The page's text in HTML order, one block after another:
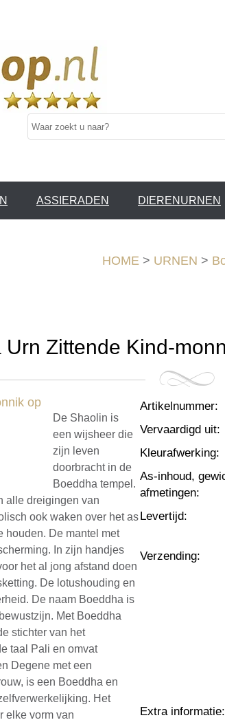
ASSIERADEN DIERENURNEN
HOME > URNEN >
Urn Zittende Kind-
Artikelnummer:
Vervaardigd uit:
Kleurafwerking:
As-inhoud,
afmetingen:
Levertijd:
Verzending:
Extra informatie:
De Shaolin is
een wijsheer die
zijn leven
doorbracht in de
Boeddha tempel.
alle dreigingen van
ook waken over het as
houden. De mantel met
In zijn handjes
het al jong afstand doen
De lotushouding en
De naam Boeddha is
Met Boeddha
stichter van het
taal Pali en omvat
Degene met een
is een Boeddha en
Het
elke vorm van